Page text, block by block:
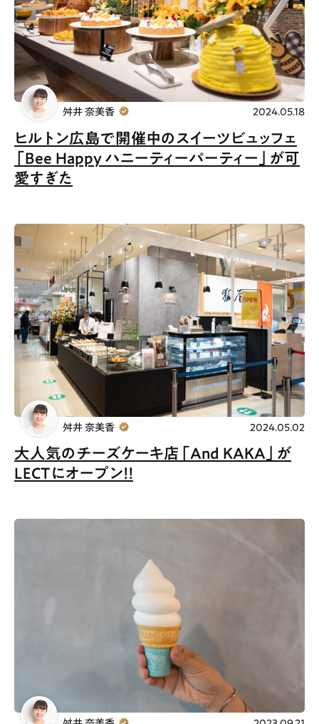
ヒルトン広島で開催中のスイーツビュッフェ
「Bee Happy ハニーティーパーティー」が可
愛すぎた
舛井 奈美香 2024.05.18
大人気のチーズケーキ店「And KAKA」が
LECTにオープン！！
舛井 奈美香 2024.05.02